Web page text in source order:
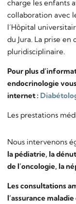
charge les enfants
collaboration avec
l’Hôpital
du Jura. La prise
pluridisciplinaire.
Pour plus
endocrinologie
internet :
Les prestations
Nous intervenons
la pédiatrie, la
de l’oncologie, la
Les consultations
l’assurance